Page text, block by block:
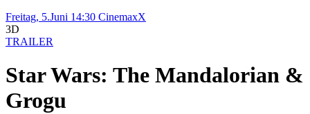
Freitag, 5.Juni 14:30 CinemaxX
3D
TRAILER
Star Wars: The Mandalorian &
Grogu